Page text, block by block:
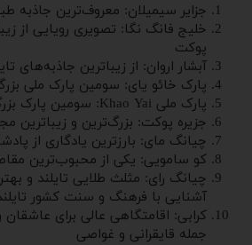
جزایر سیمیلان: معروف‌ترین جاذبه
خلیج فانگ نگا: تصویری رویایی از
پوکت
آبشار اروان: از زیباترین جاذبه‌های
پارک خائو یای: سومین پارک ملی
پارک ملی Khao Yai: سومین پارک بزرگ تایلند
جزیره پوکت: بزرگ‌ترین و زیباترین
چیانگ مای: بارزترین یادگاری از
کو سامویی: یکی از محبوب‌ترین
چیانگ رای: مثلث طلایی تایلند و
آشنایی با فرهنگ و سنت کشور
کرابی: اقامتگاهی عالی برای
جمله قایقرانی و غواصی